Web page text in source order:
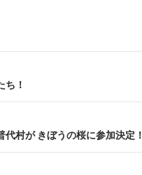
ち！
村が きぼうの桜に参加決定！